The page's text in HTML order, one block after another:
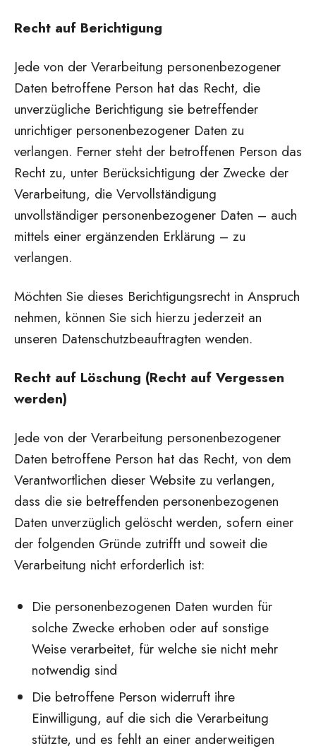
Recht auf Berichtigung
Jede von der Verarbeitung personenbezogener
Daten betroffene Person hat das Recht, die
unverzügliche Berichtigung sie betreffender
unrichtiger personenbezogener Daten zu
verlangen. Ferner steht der betroffenen Person das
Recht zu, unter Berücksichtigung der Zwecke der
Verarbeitung, die Vervollständigung
unvollständiger personenbezogener Daten – auch
mittels einer ergänzenden Erklärung – zu
verlangen.
Möchten Sie dieses Berichtigungsrecht in Anspruch
nehmen, können Sie sich hierzu jederzeit an
unseren Datenschutzbeauftragten wenden.
Recht auf Löschung (Recht auf Vergessen
werden)
Jede von der Verarbeitung personenbezogener
Daten betroffene Person hat das Recht, von dem
Verantwortlichen dieser Website zu verlangen,
dass die sie betreffenden personenbezogenen
Daten unverzüglich gelöscht werden, sofern einer
der folgenden Gründe zutrifft und soweit die
Verarbeitung nicht erforderlich ist:
Die personenbezogenen Daten wurden für
solche Zwecke erhoben oder auf sonstige
Weise verarbeitet, für welche sie nicht mehr
notwendig sind
Die betroffene Person widerruft ihre
Einwilligung, auf die sich die Verarbeitung
stützte, und es fehlt an einer anderweitigen